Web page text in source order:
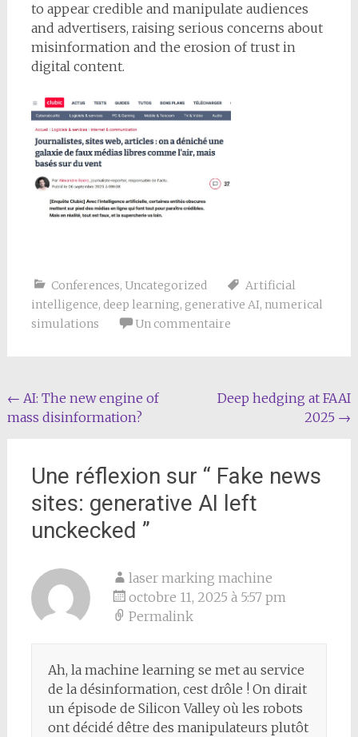
to appear credible and manipulate audiences
and advertisers, raising serious concerns about
misinformation and the erosion of trust in
digital content.
Conferences, Uncategorized
Artificial
intelligence, deep learning, generative AI, numerical
simulations
Un commentaire
Navigation
de
← AI: The new engine of
mass disinformation?
Deep hedging at FAAI
2025 →
Une réflexion sur “ Fake news
sites: generative AI left
unckecked ”
laser marking machine
octobre 11, 2025 à 5:57 pm
Permalink
Ah, la machine learning se met au service
de la désinformation, cest drôle ! On dirait
un épisode de Silicon Valley où les robots
ont décidé dêtre des manipulateurs plutôt